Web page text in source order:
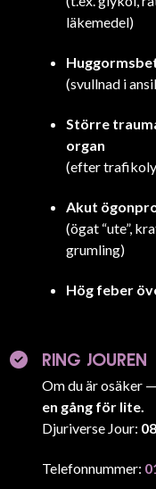
läkemedel)
(svullnad i
Större
organ
(efter
Akut
(ögat “ute”,
grumling)
Hög feber
RING JOUREN
Om du är osäker —
en gång för lite.
Djuriverse Jour:
Telefonnummer: